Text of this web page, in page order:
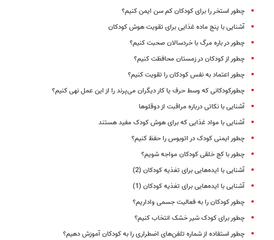
چطور استخر را برای کودکان کم سن ایمن کنیم؟
آشنایی با پنج ماده غذایی برای تقویت هوش کودکان
چطور در باره مرگ با خردسالان صحبت کنیم؟
چطور از کودکان در زمستان محافظت کنیم؟
چطور اعتماد به نفس کودکان را تقویت کنیم؟
چطورکودکانی که وسط حرف یا کار دیگران می‌پرند را از این عمل نهی کنیم؟
آشنایی با نکاتی درباره مراقبت از دوقلوها
آشنایی با مواد غذایی که برای هوش کودک مفید هستند
چطور ایمنی کودک در اتوبوس را حفظ کنیم؟
چطور با کج خلقی کودکان مواجه شویم؟
آشنایی با ایده‌هایی برای تغذیه کودکان (2)
آشنایی با ایده‌هایی برای تغذیه کودکان (1)
چطور کودکان را به فعالیت جسمی واداریم؟
چطور برای کودک شیر خشک انتخاب کنیم؟
چطور استفاده از شماره‌ تلفن‌های اضطراری را به کودکان آموزش دهیم؟